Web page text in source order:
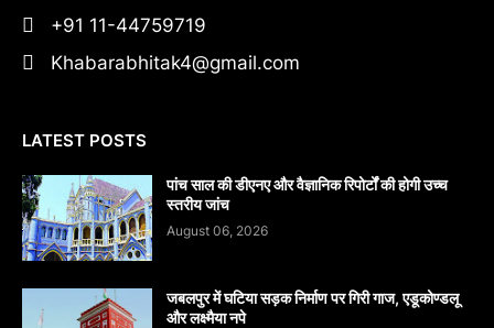
+91 11-44759719
Khabarabhitak4@gmail.com
LATEST POSTS
पांच साल की डीएनए और वैज्ञानिक रिपोर्टों की होगी उच्च
स्तरीय जांच
August 06, 2026
जबलपुर में घटिया सड़क निर्माण पर गिरी गाज, एडूकोण्डलू
और लक्ष्मैया नपे